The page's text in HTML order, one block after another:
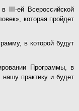
III-eй Всероссийской
которая пройдет
в которой будут
Программы, в
нашу практику и будет